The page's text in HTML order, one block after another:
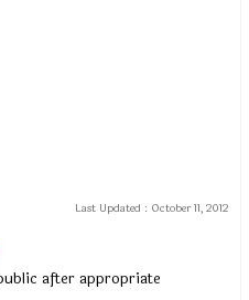
Last Updated : October 11, 2012
after appropriate